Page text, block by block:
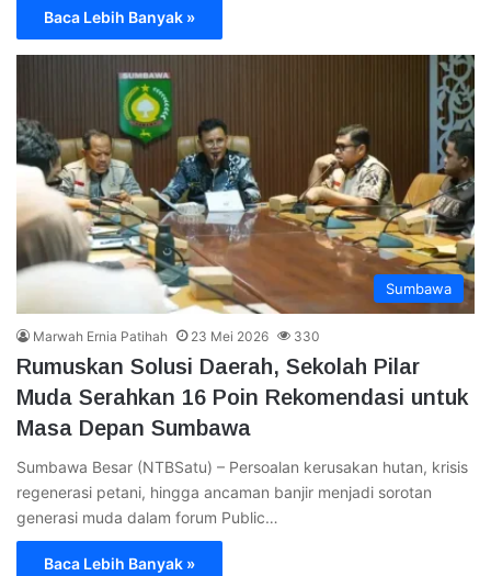
Baca Lebih Banyak »
Sumbawa
Marwah Ernia Patihah 23 Mei 2026 330
Rumuskan Solusi Daerah, Sekolah Pilar
Muda Serahkan 16 Poin Rekomendasi untuk
Masa Depan Sumbawa
Sumbawa Besar (NTBSatu) – Persoalan kerusakan hutan, krisis
regenerasi petani, hingga ancaman banjir menjadi sorotan
generasi muda dalam forum Public…
Baca Lebih Banyak »